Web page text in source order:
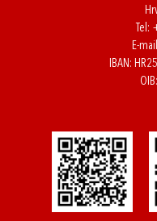
Tel:
E-
IBAN: